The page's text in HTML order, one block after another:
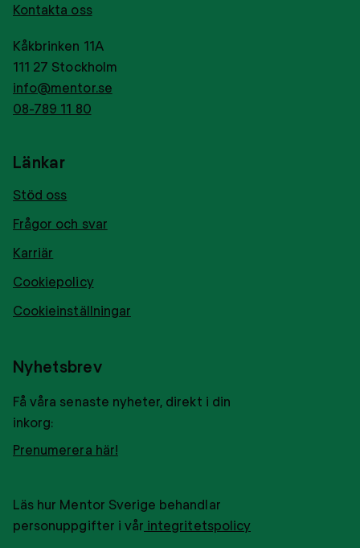
Kontakta oss
Kåkbrinken 11A
111 27 Stockholm
info@mentor.se
08-789 11 80
Länkar
Stöd oss
Frågor och svar
Karriär
Cookiepolicy
Cookieinställningar
Nyhetsbrev
Få våra senaste nyheter, direkt i din
inkorg:
Prenumerera här!
Läs hur Mentor Sverige behandlar
personuppgifter i vår integritetspolicy